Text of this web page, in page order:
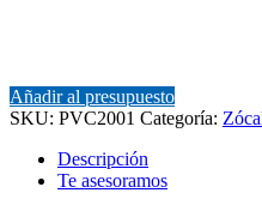
Añadir al presupuesto
SKU: PVC2001 Categoría:
Descripción
Te asesoramos